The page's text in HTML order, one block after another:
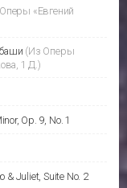
«Евгений
(Из Оперы
1 Д.)
Op. 9, No. 1
& Juliet, Suite No. 2